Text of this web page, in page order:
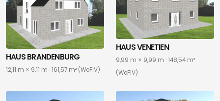
HAUS BRANDENBURG
12,11 m × 9,11 m · 161,57 m² (WoFIV)
HAUS VENETIEN
9,99 m × 9,99 m · 148,54 m²
(WoFIV)